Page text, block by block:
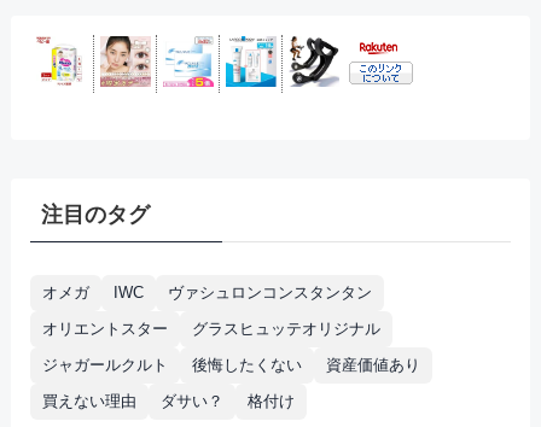
注目のタグ
オメガ IWC
ヴァシュロンコンスタンタン
オリエントスター
グラスヒュッテオリジナル
ジャガールクルト
後悔したくない
資産価値あり
買えない理由
ダサい？ 格付け